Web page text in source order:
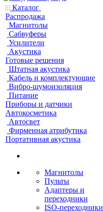
Каталог
Распродажа
Магнитолы
Сабвуферы
Усилители
Акустика
Готовые решения
Штатная акустика
Кабель и комплектующие
Вибро-шумоизоляция
Питание
Приборы и датчики
Автокосметика
Автосвет
Фирменная атрибутика
Портативная акустика
Магнитолы
Пульты
Адаптеры и
переходники
ISO-переходники